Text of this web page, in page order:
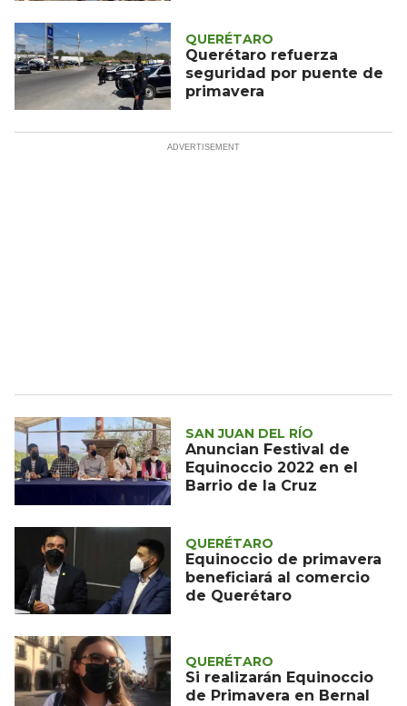
QUERÉTARO
Querétaro refuerza
seguridad por puente de
primavera
SAN JUAN DEL RÍO
Anuncian Festival de
Equinoccio 2022 en el
Barrio de la Cruz
QUERÉTARO
Equinoccio de primavera
beneficiará al comercio
de Querétaro
QUERÉTARO
Si realizarán Equinoccio
de Primavera en Bernal